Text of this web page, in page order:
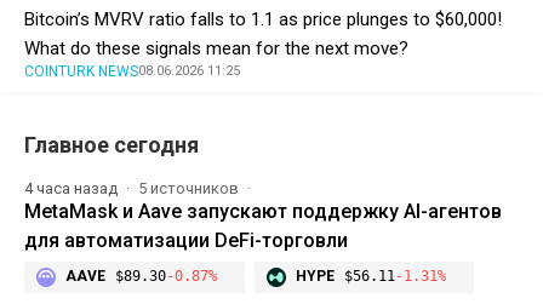
Bitcoin’s MVRV ratio falls to 1.1 as price plunges to $60,000!
What do these signals mean for the next move?
COINTURK NEWS08.06.2026 11:25
Главное сегодня
4 часа назад 5 источников
MetaMask и Aave запускают поддержку AI-агентов
для автоматизации DeFi-торговли
AAVE $89.30-0.87% HYPE $56.11-1.31%